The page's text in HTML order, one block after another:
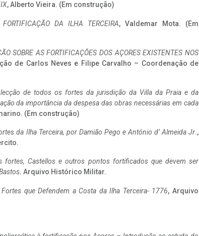
, Alberto Vieira. (Em construção)
FORTIFICAÇÃO DA ILHA TERCEIRA, Valdemar Mota. (Em
SOBRE AS FORTIFICAÇÕES DOS AÇORES EXISTENTES NOS
de Carlos Neves e Filipe Carvalho – Coordenação de
de todos os fortes da jurisdição da Villa da Praia e da
da importância da despesa das obras necessárias em cada
(Em construção)
da Ilha Terceira, por Damião Pego e António d’ Almeida Jr.,
fortes, Castellos e outros pontos fortificados que devem ser
. Arquivo Histórico Militar.
que Defendem a Costa da Ilha Terceira- 1776, Arquivo